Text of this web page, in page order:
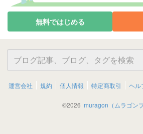
無料ではじめる
運営会社 規約 個人情報 特定商取引 ヘル
©2026 muragon（ムラゴン